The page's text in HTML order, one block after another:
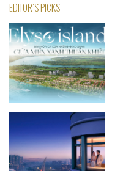
EDITOR'S PICKS